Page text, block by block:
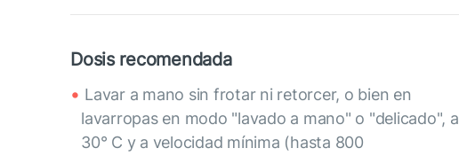
Dosis recomendada
Lavar a mano sin frotar ni retorcer, o bien en
lavarropas en modo "lavado a mano" o "delicado", a
30° C y a velocidad mínima (hasta 800